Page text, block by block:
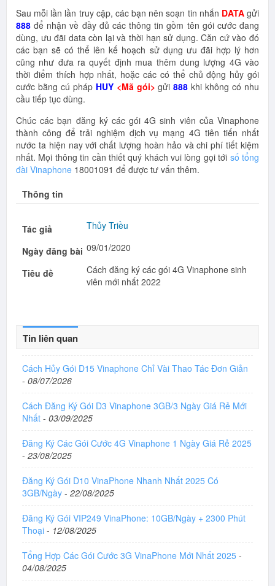
Sau mỗi lần lần truy cập, các bạn nên soạn tin nhắn DATAgửi
888 để nhận về đầy đủ các thông tin gồm tên gói cước đang
dùng, ưu đãi data còn lại và thời hạn sử dụng. Căn cứ vào đó
các bạn sẽ có thể lên kế hoạch sử dụng ưu đãi hợp lý hơn
cũng như đưa ra quyết định mua thêm dung lượng 4G vào
thời điểm thích hợp nhất, hoặc các có thể chủ động hủy gói
cước bằng cú pháp HUY<Mã gói> gửi888 khi không có nhu
cầu tiếp tục dùng.
Chúc các bạn đăng ký các gói 4G sinh viên của Vinaphone
thành công để trải nghiệm dịch vụ mạng 4G tiên tiến nhất
nước ta hiện nay với chất lượng hoàn hảo và chi phí tiết kiệm
nhất. Mọi thông tin cần thiết quý khách vui lòng gọi tới số tổng
đài Vinaphone 18001091 để được tư vấn thêm.
Thông tin
Tác giả Thủy Triều
Ngày đăng bài 09/01/2020
Tiêu đề
Cách đăng ký các gói 4G Vinaphone sinh
viên mới nhất 2022
Tin liên quan
Cách Hủy Gói D15 Vinaphone Chỉ Vài Thao Tác Đơn Giản
- 08/07/2026
Cách Đăng Ký Gói D3 Vinaphone 3GB/3 Ngày Giá Rẻ Mới
Nhất - 03/09/2025
Đăng Ký Các Gói Cước 4G Vinaphone 1 Ngày Giá Rẻ 2025
- 23/08/2025
Đăng Ký Gói D10 VinaPhone Nhanh Nhất 2025 Có
3GB/Ngày - 22/08/2025
Đăng Ký Gói VIP249 VinaPhone: 10GB/Ngày + 2300 Phút
Thoại - 12/08/2025
Tổng Hợp Các Gói Cước 3G VinaPhone Mới Nhất 2025 -
04/08/2025